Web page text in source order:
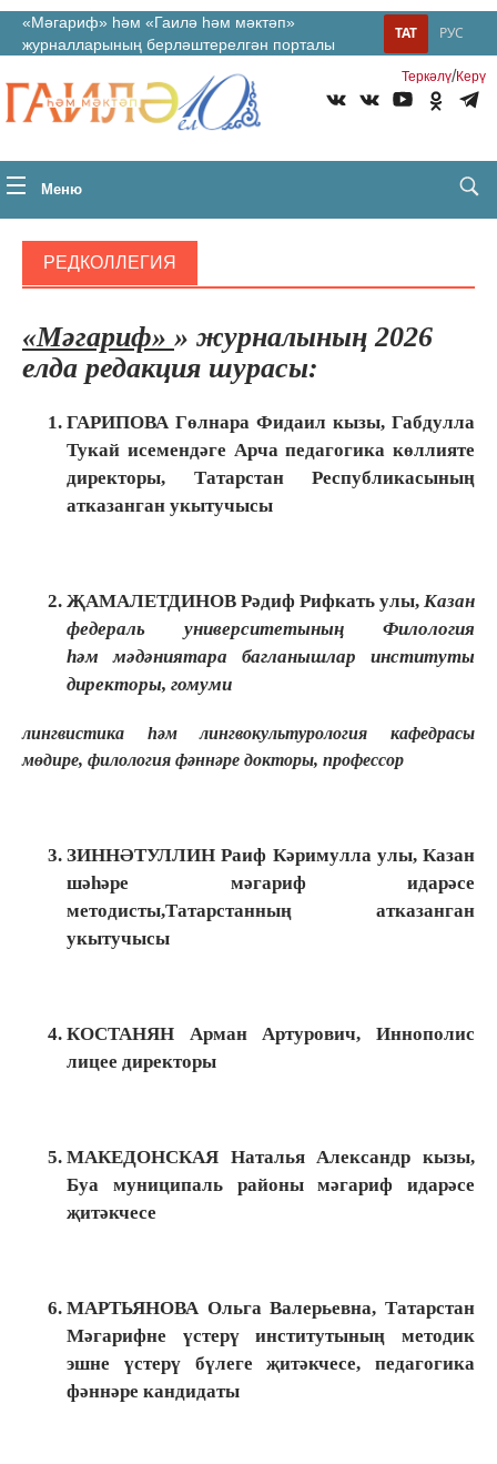
«Мәгариф» һәм «Гаилә һәм мәктәп»
журналларының берләштерелгән порталы
РУС
ТАТ
Теркəлү/Керү
Меню
РЕДКОЛЛЕГИЯ
«Мәгариф» » журналының 2026
елда редакция шурасы:
ГАРИПОВА Гөлнара Фидаил кызы, Габдулла
Тукай исемендәге Арча педагогика көллияте
директоры, Татарстан Республикасының
атказанган укытучысы
ҖАМАЛЕТДИНОВ Рәдиф Рифкать улы, Казан
федераль университетының Филология
һәм
мәдәниятара багланышлар институты
директоры, гомуми
лингвистика һәм лингвокультурология кафедрасы
мөдире, филология фәннәре докторы, профессор
ЗИННӘТУЛЛИН Раиф Кәримулла улы, Казан
шәһәре мәгариф идарәсе
методисты,Татарстанның атказанган
укытучысы
КОСТАНЯН Арман Артурович, Иннополис
лицее директоры
МАКЕДОНСКАЯ Наталья Александр кызы,
Буа муниципаль районы мәгариф идарәсе
җитәкчесе
МАРТЬЯНОВА Ольга Валерьевна, Татарстан
Мәгарифне үстерү институтының методик
эшне үстерү бүлеге җитәкчесе, педагогика
фәннәре кандидаты